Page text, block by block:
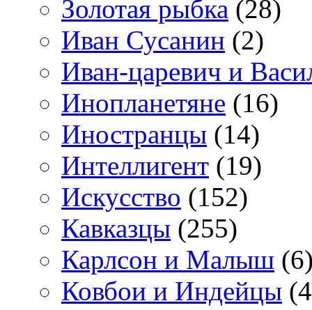
Золотая рыбка (28)
Иван Сусанин (2)
Иван-царевич и
Инопланетяне (16)
Иностранцы (14)
Интеллигент (19)
Искусство (152)
Кавказцы (255)
Карлсон и Малыш
Ковбои и Индейцы